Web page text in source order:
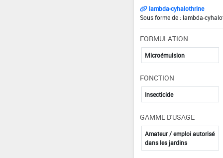
lambda-cyhalothrine
Sous forme de : lambda-
FORMULATION
Microémulsion
FONCTION
Insecticide
GAMME D'USAGE
Amateur / emploi autorisé
dans les jardins